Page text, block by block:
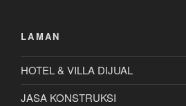
LAMAN
HOTEL & VILLA DIJUAL
JASA KONSTRUKSI